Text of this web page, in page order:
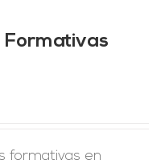
formativas en